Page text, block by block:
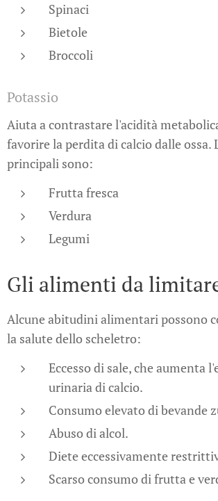
Spinaci
Bietole
Broccoli
Potassio
Aiuta a contrastare l'acidità
favorire la perdita di calcio dalle ossa.
principali sono:
Frutta fresca
Verdura
Legumi
Gli alimenti da
Alcune abitudini alimentari possono
la salute dello scheletro:
Eccesso di sale, che aumenta
urinaria di calcio.
Consumo elevato di bevande
Abuso di alcol.
Diete eccessivamente
Scarso consumo di frutta e